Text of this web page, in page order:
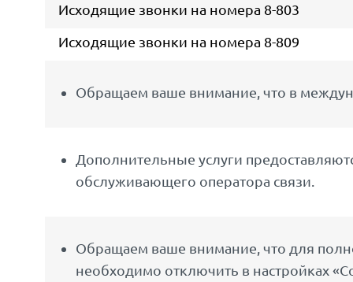
Исходящие звонки на номера 8-803
Исходящие звонки на номера 8-809
Обращаем ваше внимание, что в
Дополнительные услуги
обслуживающего оператора связи.
Обращаем ваше внимание, что для
необходимо отключить в настройках